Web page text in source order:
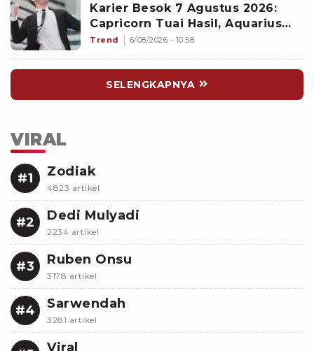
Karier Besok 7 Agustus 2026:
Capricorn Tuai Hasil, Aquarius
Mencuri Perhatian Atasan
Trend 6/08/2026 - 10:58
SELENGKAPNYA
VIRAL
#1 Zodiak
4823 artikel
#2 Dedi Mulyadi
2234 artikel
#3 Ruben Onsu
3178 artikel
#4 Sarwendah
3281 artikel
Viral